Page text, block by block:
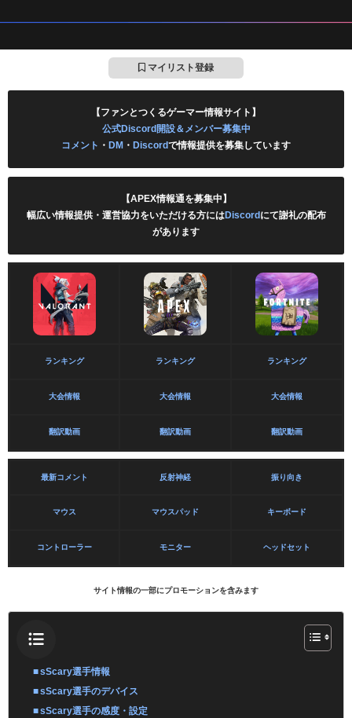
マイリスト登録
【ファンとつくるゲーマー情報サイト】
公式Discord開設＆メンバー募集中
コメント ・ DM ・ Discordで情報提供を募集しています
【APEX情報通を募集中】
幅広い情報提供・運営協力をいただける方にはDiscordにて謝礼の配布
があります
ランキング ランキング ランキング
大会情報 大会情報 大会情報
翻訳動画 翻訳動画 翻訳動画
最新コメント 反射神経 振り向き
マウス マウスパッド キーボード
コントローラー モニター ヘッドセット
サイト情報の一部にプロモーションを含みます
sScary選手情報
sScary選手のデバイス
sScary選手の感度・設定